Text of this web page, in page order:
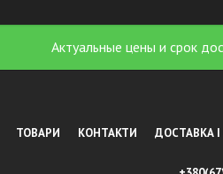
Актуальные цены и срок
ТОВАРИ КОНТАКТИ ДОСТАВКА